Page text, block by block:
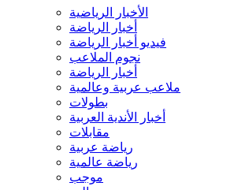
الأخبار الرياضية
أخبار الرياضة
فيديو أخبار الرياضة
نجوم الملاعب
أخبار الرياضة
ملاعب عربية وعالمية
بطولات
أخبار الأندية العربية
مقابلات
رياضة عربية
رياضة عالمية
موجب